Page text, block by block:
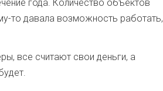
года. Количество объектов
то давала возможность работать,
все считают свои деньги, а